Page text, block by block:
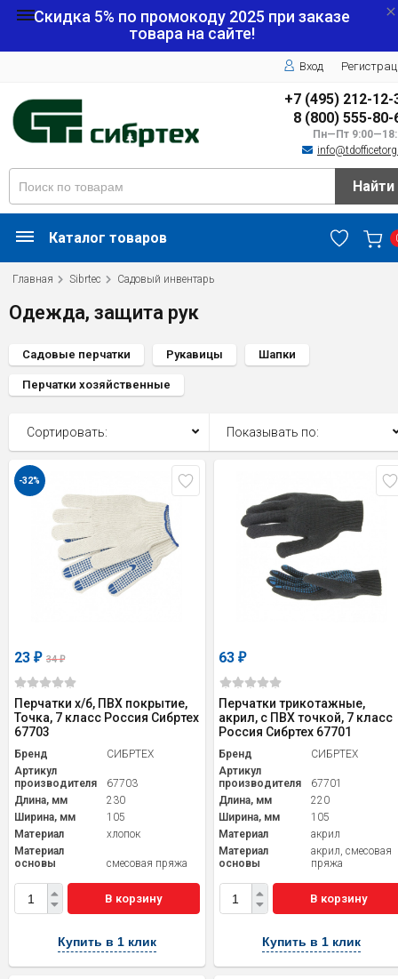
Скидка 5% по промокоду 2025 при заказе
товара на сайте!
Вход
+7 (495) 212-12-
8 (800) 555-80-
Пн—Пт
Найти
Каталог товаров
Главная Sibrtec Садовый инвентарь
Одежда, защита рук
Садовые перчатки Рукавицы Шапки
Перчатки хозяйственные
Сортировать: Показывать по:
-32%
23 ₽ 34₽
Перчатки х/б, ПВХ покрытие,
Точка, 7 класс Россия Сибртех
67703
Бренд
СИБРТЕХ
Артикул
производителя
67703
Длина, мм
230
Ширина, мм
105
Материал
хлопок
Материал
основы
смесовая пряжа
В корзину
Купить в 1 клик
63₽
Перчатки трикотажные,
акрил, с ПВХ точкой, 7 класс
Россия Сибртех 67701
Бренд
СИБРТЕХ
Артикул
производителя
67701
Длина, мм
220
Ширина, мм
105
Материал
акрил
Материал
основы
акрил, смесовая
пряжа
В корзину
Купить в 1 клик